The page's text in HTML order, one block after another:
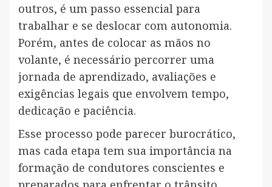
outros, é um passo essencial para
trabalhar e se deslocar com autonomia.
Porém, antes de colocar as mãos no
volante, é necessário percorrer uma
jornada de aprendizado, avaliações e
exigências legais que envolvem tempo,
dedicação e paciência.
Esse processo pode parecer burocrático,
mas cada etapa tem sua importância na
formação de condutores conscientes e